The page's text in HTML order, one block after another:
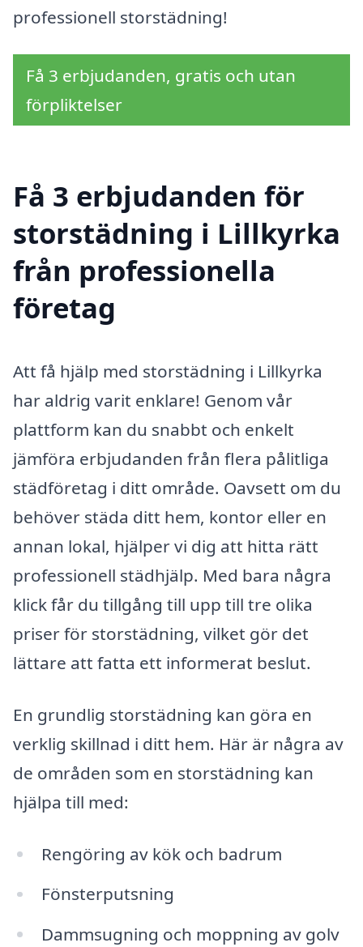
professionell storstädning!
Få 3 erbjudanden, gratis och utan
förpliktelser
Få 3 erbjudanden för
storstädning i Lillkyrka
från professionella
företag
Att få hjälp med storstädning i Lillkyrka
har aldrig varit enklare! Genom vår
plattform kan du snabbt och enkelt
jämföra erbjudanden från flera pålitliga
städföretag i ditt område. Oavsett om du
behöver städa ditt hem, kontor eller en
annan lokal, hjälper vi dig att hitta rätt
professionell städhjälp. Med bara några
klick får du tillgång till upp till tre olika
priser för storstädning, vilket gör det
lättare att fatta ett informerat beslut.
En grundlig storstädning kan göra en
verklig skillnad i ditt hem. Här är några av
de områden som en storstädning kan
hjälpa till med:
Rengöring av kök och badrum
Fönsterputsning
Dammsugning och moppning av golv